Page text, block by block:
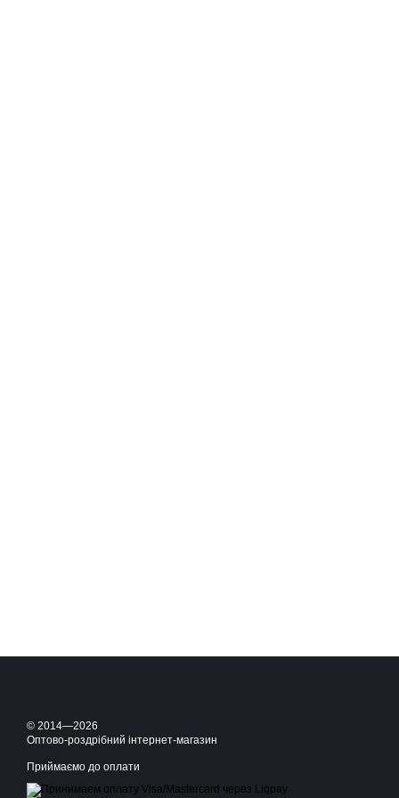
© 2014—2026
Оптово-роздрібний інтернет-магазин
Приймаємо до оплати